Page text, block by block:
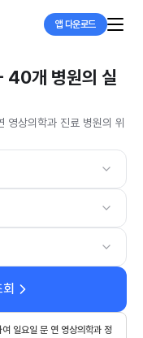
앱 다운로드
40개 병원의 실
상의학과 진료 병원의 위
일요일 문 연 영상의학과 정